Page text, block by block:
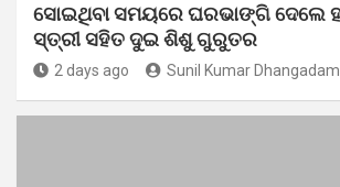
ସୋଇଥିବା ସମୟରେ ଘରଭାଙ୍ଗି ଦେଲେ
ସ୍ତ୍ରୀ ସହିତ ଦୁଇ ଶିଶୁ ଗୁରୁତର
2 days ago Sunil Kumar